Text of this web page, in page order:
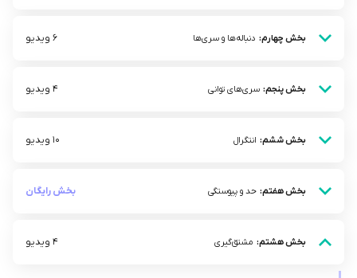
بخش چهارم: دنباله‌ها و سری‌ها 6 ویدیو
بخش پنجم: سری‌های توانی 4 ویدیو
بخش ششم: انتگرال 10 ویدیو
بخش هفتم: حد و پیوستگی بخش رایگان
بخش هشتم: مشتق‌گیری 4 ویدیو